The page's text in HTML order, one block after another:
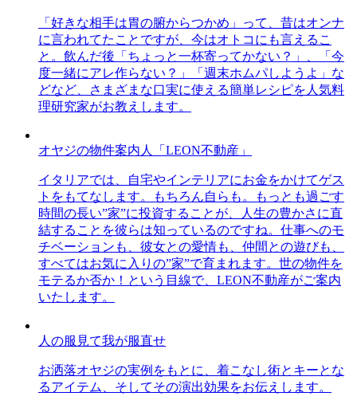
「好きな相手は胃の腑からつかめ」って、昔はオンナ
に言われてたことですが、今はオトコにも言えるこ
と。飲んだ後「ちょっと一杯寄ってかない？」、「今
度一緒にアレ作らない？」「週末ホムパしようよ」な
どなど、さまざまな口実に使える簡単レシピを人気料
理研究家がお教えします。
オヤジの物件案内人「LEON不動産」
イタリアでは、自宅やインテリアにお金をかけてゲス
トをもてなします。もちろん自らも。もっとも過ごす
時間の長い”家”に投資することが、人生の豊かさに直
結することを彼らは知っているのですね。仕事へのモ
チベーションも、彼女との愛情も、仲間との遊びも、
すべてはお気に入りの”家”で育まれます。世の物件を
モテるか否か！という目線で、LEON不動産がご案内
いたします。
人の服見て我が服直せ
お洒落オヤジの実例をもとに、着こなし術とキーとな
るアイテム、そしてその演出効果をお伝えします。